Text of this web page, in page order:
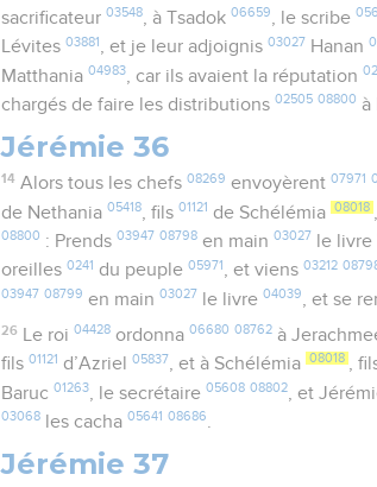
sacrificateur03548, à Tsadok06659, le scribe
Lévites03881, et je leur adjoignis03027 Hanan
Matthania04983 , car ils avaient la réputation
chargés de faire les distributions02505 08800 à
Jérémie 36
14 Alors tous les chefs 08269 envoyèrent 07971
de Nethania05418 , fils01121 de Schélémia 08018
08800 : Prends03947 08798 en main03027 le livre
oreilles0241 du peuple05971, et viens03212
03947 08799 en main03027 le livre04039 , et se
26 Le roi 04428ordonna 06680 08762à
fils01121 d’Azriel05837, et à Schélémia 08018 ,
Baruc01263 , le secrétaire05608 08802 , et
03068 les cacha05641 08686.
Jérémie 37